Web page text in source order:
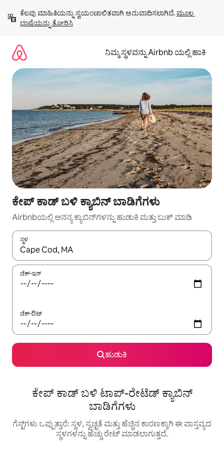
ಹೋಗಿ
ಕೆಲವು ಮಾಹಿತಿಯನ್ನು ಸ್ವಯಂಚಾಲಿತವಾಗಿ ಅನುವಾದಿಸಲಾಗಿದೆ. ಮೂಲ
ಭಾಷೆಯನ್ನು ತೋರಿಸಿ
ನಿಮ್ಮ ಸ್ಥಳವನ್ನು Airbnb ಯಲ್ಲಿ ಹಾಕಿ
ಕೇಪ್ ಕಾಡ್ ಬಳಿ ಕ್ಯಾಬಿನ್ ಬಾಡಿಗೆಗಳು
Airbnbಯಲ್ಲಿ ಅನನ್ಯ ಕ್ಯಾಬಿನ್‌ಗಳನ್ನು ಹುಡುಕಿ ಮತ್ತು ಬುಕ್ ಮಾಡಿ
ಸ್ಥಳ
ಫಲಿತಾಂಶಗಳು ಲಭ್ಯವಿರುವಾಗ, ಅಪ್ ಮತ್ತು ಡೌನ್ ಬಾಣದ ಕೀಲಿಗಳೊಂದಿಗೆ
ಚೆಕ್-ಇನ್
ಚೆಕ್-ಔಟ್
ಹುಡುಕಿ
ಕೇಪ್ ಕಾಡ್ ಬಳಿ ಟಾಪ್-ರೇಟೆಡ್ ಕ್ಯಾಬಿನ್
ಬಾಡಿಗೆಗಳು
ಗೆಸ್ಟ್‌ಗಳು ಒಪ್ಪುತ್ತಾರೆ: ಸ್ಥಳ, ಸ್ವಚ್ಛತೆ ಮತ್ತು ಹೆಚ್ಚಿನ ಕಾರಣಕ್ಕಾಗಿ ಈ ವಾಸ್ತವ್ಯದ
ಸ್ಥಳಗಳನ್ನು ಹೆಚ್ಚು ರೇಟ್ ಮಾಡಲಾಗುತ್ತದೆ.